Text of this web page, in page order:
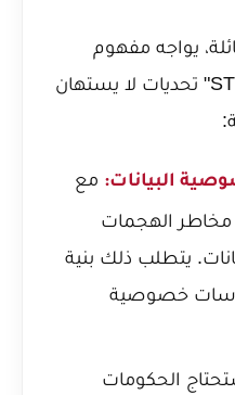
يواجه مفهوم
"سوشيال ميديا مفتوح STC" تحديات لا يستهان
البيانات: مع
مخاطر الهجمات
يتطلب ذلك بنية
خصوصية
الحكومات